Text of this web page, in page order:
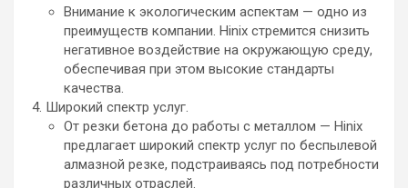
Внимание к экологическим аспектам — одно из
преимуществ компании. Hinix стремится снизить
негативное воздействие на окружающую среду,
обеспечивая при этом высокие стандарты
качества.
Широкий спектр услуг.
От резки бетона до работы с металлом — Hinix
предлагает широкий спектр услуг по беспылевой
алмазной резке, подстраиваясь под потребности
различных отраслей.